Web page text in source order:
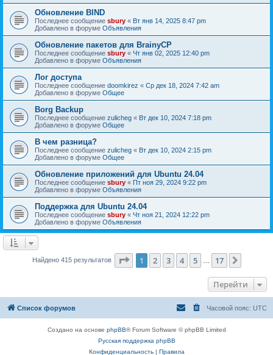
Обновление BIND
Последнее сообщение sbury « Вт янв 14, 2025 8:47 pm
Добавлено в форуме Объявления
Oбновление пакетов для BrainyCP
Последнее сообщение sbury « Чт янв 02, 2025 12:40 pm
Добавлено в форуме Объявления
Лог доступа
Последнее сообщение doomkirez « Ср дек 18, 2024 7:42 am
Добавлено в форуме Общее
Borg Backup
Последнее сообщение zulicheg « Вт дек 10, 2024 7:18 pm
Добавлено в форуме Общее
В чем разница?
Последнее сообщение zulicheg « Вт дек 10, 2024 2:15 pm
Добавлено в форуме Общее
Обновление приложений для Ubuntu 24.04
Последнее сообщение sbury « Пт ноя 29, 2024 9:22 pm
Добавлено в форуме Объявления
Поддержка для Ubuntu 24.04
Последнее сообщение sbury « Чт ноя 21, 2024 12:22 pm
Добавлено в форуме Объявления
Найдено 415 результатов Страница из 17
1 2 3 4 5 17
Перейти
Список форумов Часовой пояс: UTC
Создано на основе phpBB® Forum Software © phpBB Limited
Русская поддержка phpBB
Конфиденциальность| Правила